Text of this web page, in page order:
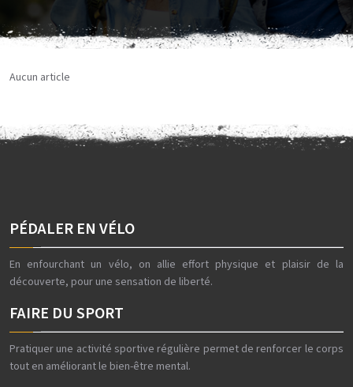
Aucun article
PÉDALER EN VÉLO
En enfourchant un vélo, on allie effort physique et plaisir de la
découverte, pour une sensation de liberté.
FAIRE DU SPORT
Pratiquer une activité sportive régulière permet de renforcer le corps
tout en améliorant le bien-être mental.